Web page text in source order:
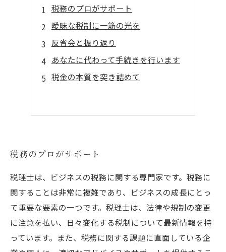
税務のプロがサポート
曖昧な税制に一筋の光を
反省会と振り返り
あなたに代わって手続きを行います
税金の本質を突き詰めて
税務のプロがサポート
税理士は、ビジネスの税務に関する専門家です。税務に
関することは非常に複雑であり、ビジネスの成長にとっ
て重要な要素の一つです。税理士は、法律や規制の変更
に注意を払い、日々変化する税制について最新情報を持
っています。また、税務に関する課題に直面している企